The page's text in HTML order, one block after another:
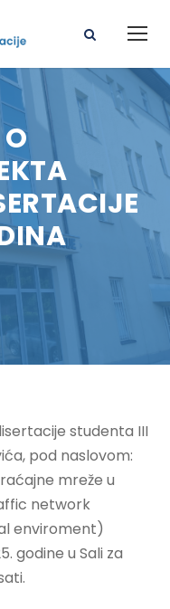
studenta III
pod naslovom:
mreže u
network
enviroment)
godine u Sali za